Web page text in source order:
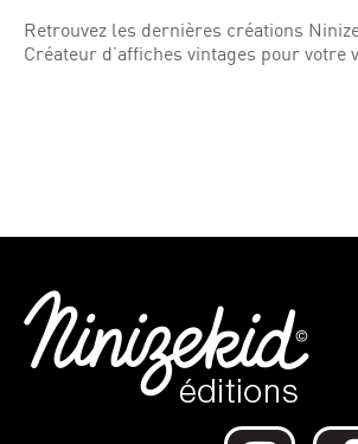
Retrouvez les dernières créations
Créateur d’affiches vintages pour votre